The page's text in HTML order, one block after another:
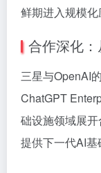
鲜期进入规模化
合作深化
三星与OpenAI
ChatGPT
础设施领域展
提供下一代AI基